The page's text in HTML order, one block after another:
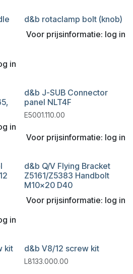
in
d&b rotaclamp bolt (knob)
Voor prijsinformatie: log in
in
d&b J-SUB Connector
panel NLT4F
E5001.110.00
Voor prijsinformatie: log in
in
d&b Q/V Flying Bracket
Z5161/Z5383 Handbolt
M10x20 D40
Voor prijsinformatie: log in
kit d&b V8/12 screw kit
L8133.000.00